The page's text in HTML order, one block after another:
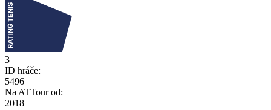
3
ID hráče:
5496
Na ATTour od:
2018